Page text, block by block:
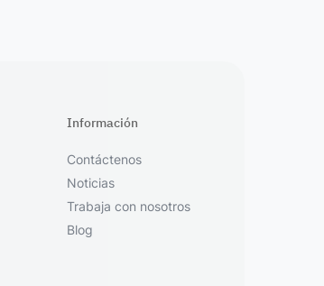
Información
Contáctenos
Noticias
Trabaja con nosotros
Blog